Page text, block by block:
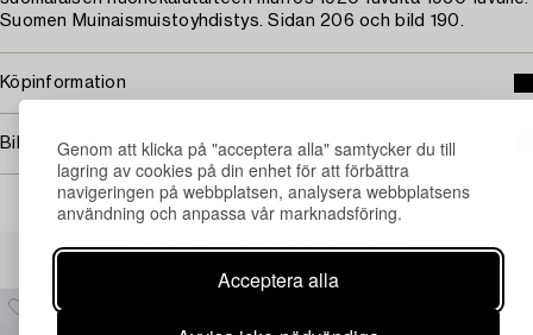
Genom att klicka på "acceptera alla" samtycker du till
lagring av cookies på din enhet för att förbättra
navigeringen på webbplatsen, analysera webbplatsens
användning och anpassa vår marknadsföring.
Acceptera alla
Suomen Muinaismuistoyhdistys. Sidan 206 och bild 190.
Köpinformation
Bildrättigheter
Andra har även tittat på